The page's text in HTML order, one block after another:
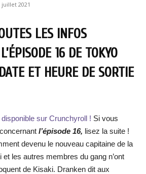
juillet 2021
LES INFOS
16 DE TOKYO
ET HEURE DE SORTIE
sur Crunchyroll ! Si vous
l’épisode 16, lisez la suite !
devenu le nouveau capitaine de la
les autres membres du gang n’ont
de Kisaki. Dranken dit aux